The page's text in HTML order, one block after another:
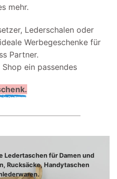
mehr.
Lederschalen oder
Werbegeschenke für
Partner.
ein passendes
Ledertaschen für Damen und
Rucksäcke, Handytaschen